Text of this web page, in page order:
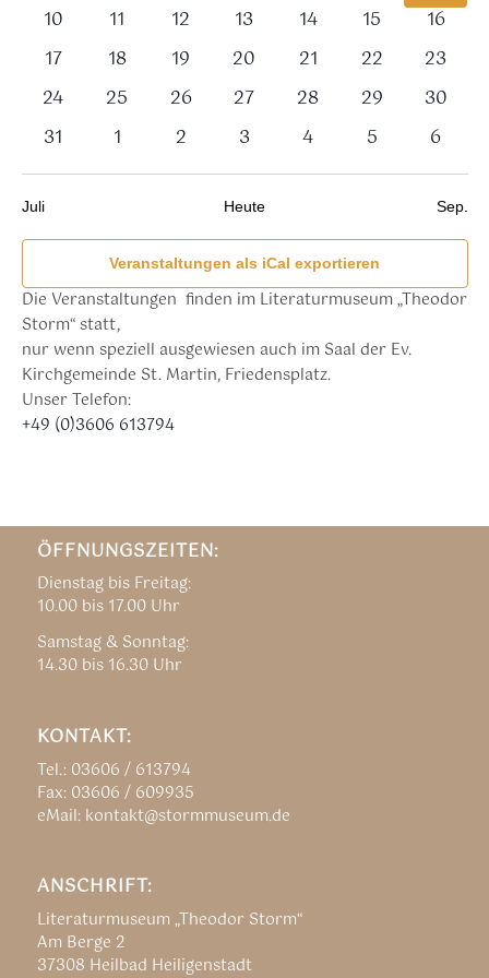
Veranstaltungen,
Veranstaltungen,
Veranstaltungen,
Veranstaltungen,
Veranstaltungen,
0
Veranstaltungen,
10
0
Veranstaltungen,
11
0
Veranstaltungen,
12
0
Veranstaltungen,
13
0
Veranstaltungen,
14
0
15
0
16
0
Veranstaltungen,
17
0
Veranstaltungen,
18
0
Veranstaltungen,
19
0
Veranstaltungen,
20
0
Veranstaltungen,
21
0
22
0
23
0
Veranstaltungen,
24
0
Veranstaltungen,
25
0
Veranstaltungen,
26
0
Veranstaltungen,
27
0
Veranstaltungen,
28
0
29
0
30
0
31
0
1
0
2
0
3
0
4
0
5
0
6
Juli Heute Sep.
Veranstaltungen als iCal exportieren
Die Veranstaltungen finden im Literaturmuseum „Theodor
Storm“ statt,
nur wenn speziell ausgewiesen auch im Saal der Ev.
Kirchgemeinde St. Martin, Friedensplatz.
Unser Telefon:
+49 (0)3606 613794
ÖFFNUNGSZEITEN:
Dienstag bis Freitag:
10.00 bis 17.00 Uhr
Samstag & Sonntag:
14.30 bis 16.30 Uhr
KONTAKT:
Tel.: 03606 / 613794
Fax: 03606 / 609935
eMail: kontakt@stormmuseum.de
ANSCHRIFT:
Literaturmuseum „Theodor Storm“
Am Berge 2
37308 Heilbad Heiligenstadt